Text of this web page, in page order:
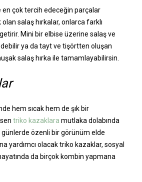
en çok tercih edeceğin parçalar
salaş hırkalar, onlarca farklı
Mini bir elbise üzerine salaş ve
ya da tayt ve tişörtten oluşan
salaş hırka ile tamamlayabilirsin.
hem sıcak hem de şık bir
triko kazaklara mutlaka dolabında
özenli bir görünüm elde
yardımcı olacak triko kazaklar, sosyal
hayatında da birçok kombin yapmana